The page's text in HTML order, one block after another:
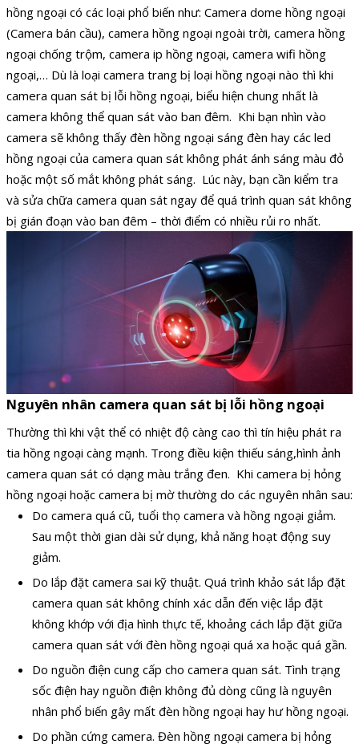
hồng ngoại có các loại phổ biến như: Camera dome hồng ngoại
(Camera bán cầu), camera hồng ngoại ngoài trời, camera hồng
ngoại chống trộm, camera ip hồng ngoại, camera wifi hồng
ngoại,… Dù là loại camera trang bị loại hồng ngoại nào thì khi
camera quan sát bị lỗi hồng ngoại, biểu hiện chung nhất là
camera không thể quan sát vào ban đêm. Khi bạn nhìn vào
camera sẽ không thấy đèn hồng ngoại sáng đèn hay các led
hồng ngoại của camera quan sát không phát ánh sáng màu đỏ
hoặc một số mắt không phát sáng. Lúc này, bạn cần kiểm tra
và sửa chữa camera quan sát ngay để quá trình quan sát không
bị gián đoạn vào ban đêm – thời điểm có nhiều rủi ro nhất.
Nguyên nhân camera quan sát bị lỗi hồng ngoại
Thường thì khi vật thể có nhiệt độ càng cao thì tín hiệu phát ra
tia hồng ngoại càng mạnh. Trong điều kiện thiếu sáng,hình ảnh
camera quan sát có dạng màu trắng đen. Khi camera bị hỏng
hồng ngoại hoặc camera bị mờ thường do các nguyên nhân sau:
Do camera quá cũ, tuổi thọ camera và hồng ngoại giảm.
Sau một thời gian dài sử dụng, khả năng hoạt động suy
giảm.
Do lắp đặt camera sai kỹ thuật. Quá trình khảo sát lắp đặt
camera quan sát không chính xác dẫn đến việc lắp đặt
không khớp với địa hình thực tế, khoảng cách lắp đặt giữa
camera quan sát với đèn hồng ngoại quá xa hoặc quá gần.
Do nguồn điện cung cấp cho camera quan sát. Tình trạng
sốc điện hay nguồn điện không đủ dòng cũng là nguyên
nhân phổ biến gây mất đèn hồng ngoại hay hư hồng ngoại.
Do phần cứng camera. Đèn hồng ngoại camera bị hỏng